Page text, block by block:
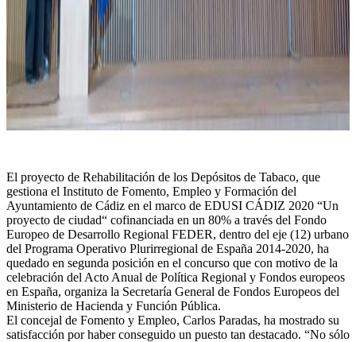
El proyecto de Rehabilitación de los Depósitos de Tabaco, que
gestiona el Instituto de Fomento, Empleo y Formación del
Ayuntamiento de Cádiz en el marco de EDUSI CÁDIZ 2020 “Un
proyecto de ciudad“ cofinanciada en un 80% a través del Fondo
Europeo de Desarrollo Regional FEDER, dentro del eje (12) urbano
del Programa Operativo Plurirregional de España 2014-2020, ha
quedado en segunda posición en el concurso que con motivo de la
celebración del Acto Anual de Política Regional y Fondos europeos
en España, organiza la Secretaría General de Fondos Europeos del
Ministerio de Hacienda y Función Pública.
El concejal de Fomento y Empleo, Carlos Paradas, ha mostrado su
satisfacción por haber conseguido un puesto tan destacado. “No sólo